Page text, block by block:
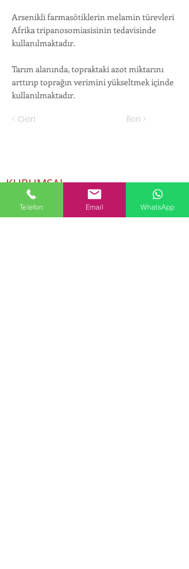
Arsenikli farmasötiklerin melamin türevleri
Afrika tripanosomiasisinin tedavisinde
kullanılmaktadır.
Tarım alanında, topraktaki azot miktarını
arttırıp toprağın verimini yükseltmek içinde
kullanılmaktadır.
< Geri İleri >
KURUMSAL
Hakkımızda
ÜRÜNLER
Telefon Email WhatsApp